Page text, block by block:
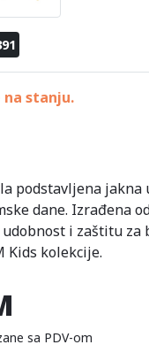
na stanju.
podstavljena
dane. Izrađena
i zaštitu za
Kids kolekcije.
sa PDV-om